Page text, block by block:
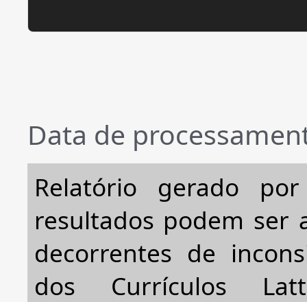
Data de
Relatório gerado
resultados podem ser
decorrentes de
dos Currículos